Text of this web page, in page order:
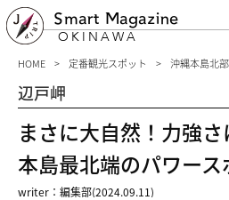
Smart Magazine
OKINAWA
HOME 定番観光スポット 沖縄本島北部
辺戸岬
まさに大自然！力強
本島最北端のパワース
writer：編集部(2024.09.11)